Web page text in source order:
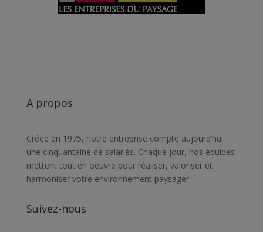
A propos
Créée en 1975, notre entreprise compte aujourd’hui
une cinquantaine de salariés. Chaque jour, nos équipes
mettent tout en oeuvre pour réaliser, valoriser et
harmoniser votre environnement paysager.
Suivez-nous